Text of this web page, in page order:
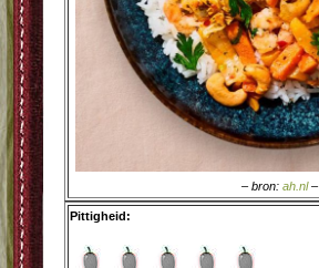
– bron:ah.nl–
Pittigheid: